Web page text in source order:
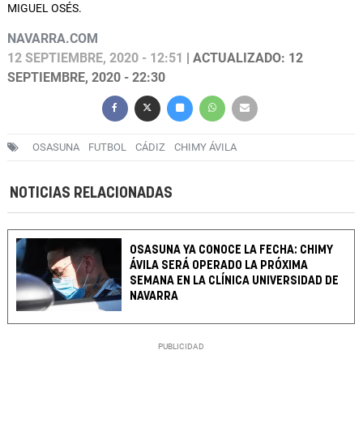
MIGUEL OSÉS.
NAVARRA.COM
12 SEPTIEMBRE, 2020 - 12:51
| ACTUALIZADO: 12
SEPTIEMBRE, 2020 - 22:30
OSASUNA FUTBOL CÁDIZ CHIMY ÁVILA
NOTICIAS RELACIONADAS
OSASUNA YA CONOCE LA FECHA: CHIMY
ÁVILA SERÁ OPERADO LA PRÓXIMA
SEMANA EN LA CLÍNICA UNIVERSIDAD DE
NAVARRA